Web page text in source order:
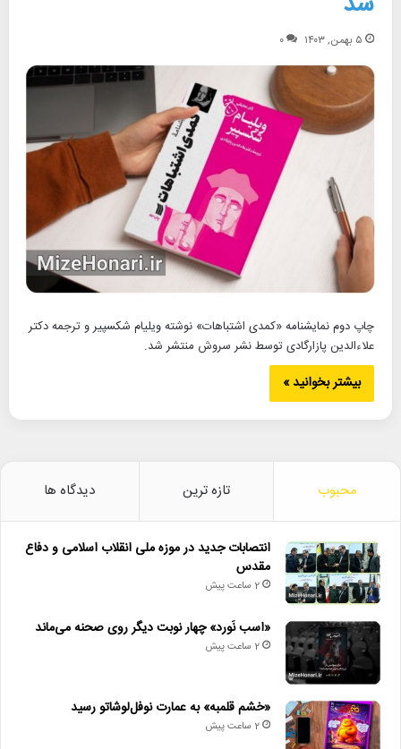
۵ بهمن, ۱۴۰۳ ۰
چاپ دوم نمایشنامه «کمدی اشتباهات» نوشته ویلیام شکسپیر و ترجمه دکتر
علاءالدین پازارگادی توسط نشر سروش منتشر شد.
بیشتر بخوانید »
محبوب تازه ترین دیدگاه ها
انتصابات جدید در موزه ملی انقلاب اسلامی و دفاع
مقدس
2 ساعت پیش
«اسب نَورد» چهار نوبت دیگر روی صحنه می‌ماند
2 ساعت پیش
«خشم قلمبه» به عمارت نوفل‌لوشاتو رسید
2 ساعت پیش